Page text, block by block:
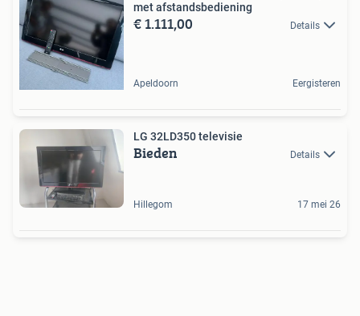
met afstandsbediening
€ 1.111,00 Details
Apeldoorn Eergisteren
LG 32LD350 televisie
Bieden Details
Hillegom 17 mei 26